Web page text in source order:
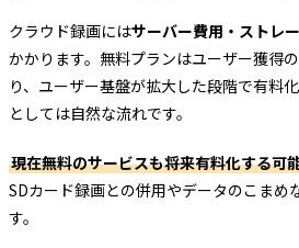
クラウド録画にはサーバー費用・ストレ
かかります。無料プランはユーザー獲得
り、ユーザー基盤が拡大した段階で有料
としては自然な流れです。
現在無料のサービスも将来有料化する可
SDカード録画との併用やデータのこまめ
す。